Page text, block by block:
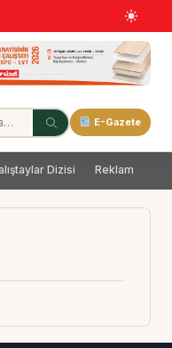
E-Gazete
Dizisi Reklam